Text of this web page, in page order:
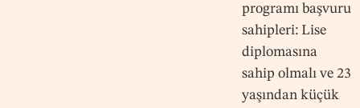
programı başvuru
sahipleri: Lise
diplomasına
sahip olmalı ve 23
yaşından küçük